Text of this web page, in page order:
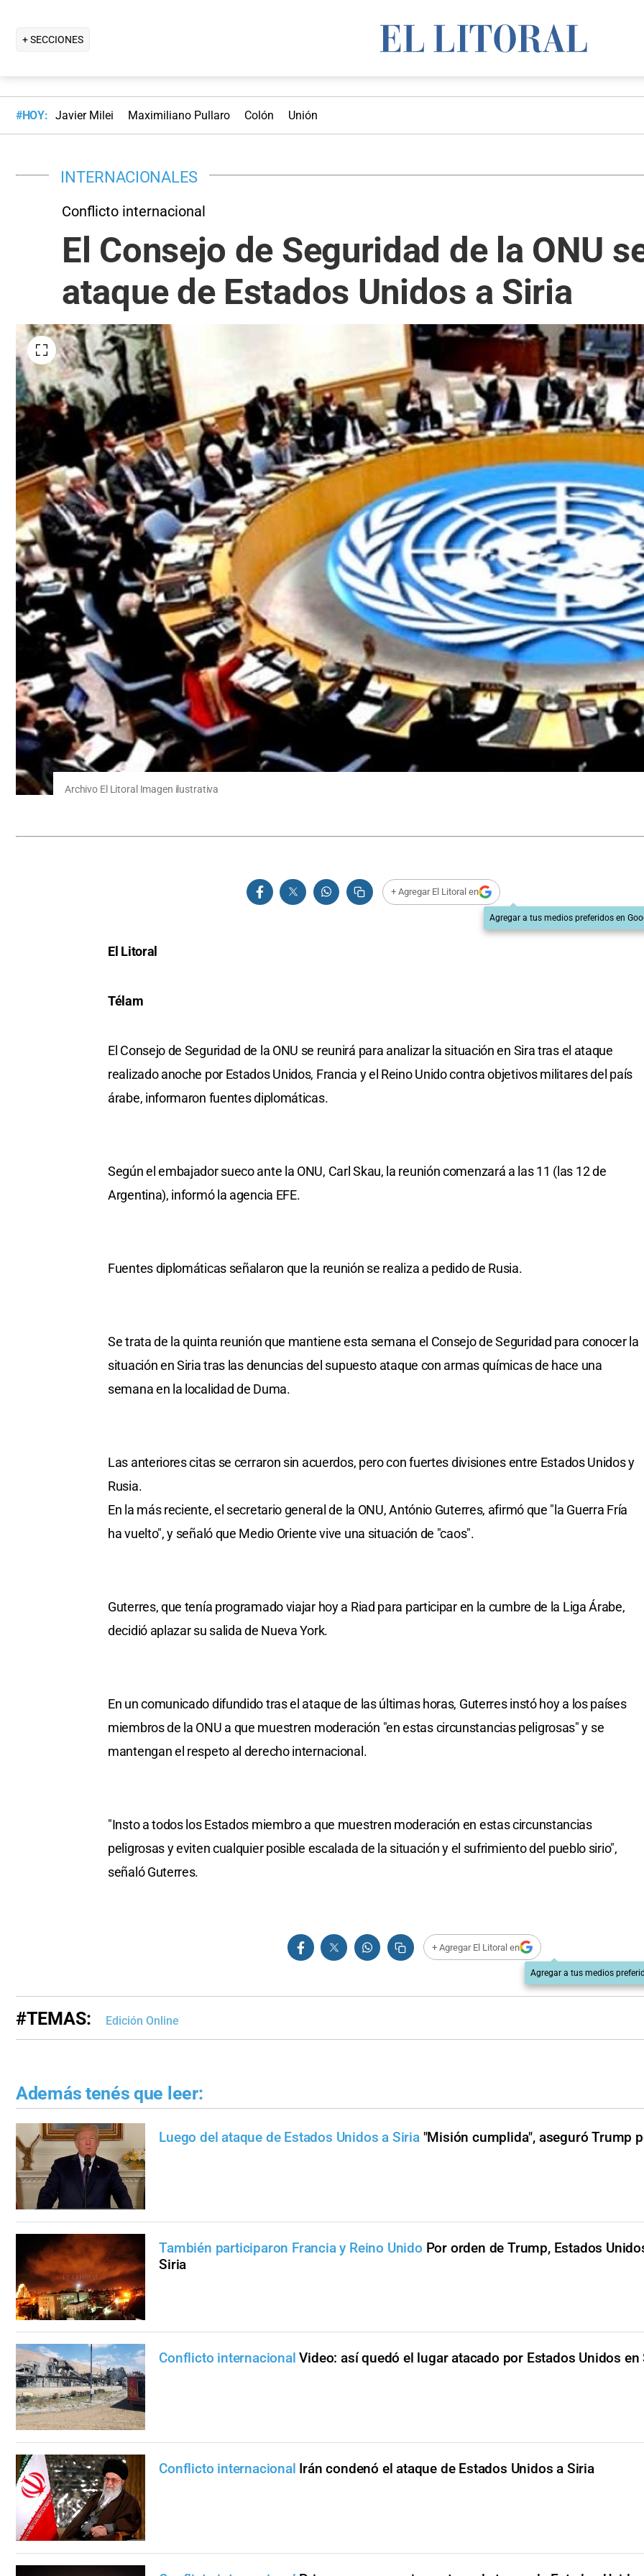
+ SECCIONES
#HOY: Javier Milei Maximiliano Pullaro Colón Unión
INTERNACIONALES
Conflicto internacional
El Consejo de Seguridad de la ONU
ataque de Estados Unidos a Siria
Archivo El Litoral Imagen ilustrativa
+ Agregar El Litoral en
Agregar a tus medios preferidos en
El Litoral
Télam
El Consejo de Seguridad de la ONU se reunirá para analizar la situación en Sira tras el ataque
realizado anoche por Estados Unidos, Francia y el Reino Unido contra objetivos militares del país
árabe, informaron fuentes diplomáticas.
Según el embajador sueco ante la ONU, Carl Skau, la reunión comenzará a las 11 (las 12 de
Argentina), informó la agencia EFE.
Fuentes diplomáticas señalaron que la reunión se realiza a pedido de Rusia.
Se trata de la quinta reunión que mantiene esta semana el Consejo de Seguridad para conocer la
situación en Siria tras las denuncias del supuesto ataque con armas químicas de hace una
semana en la localidad de Duma.
Las anteriores citas se cerraron sin acuerdos, pero con fuertes divisiones entre Estados Unidos y
Rusia.
En la más reciente, el secretario general de la ONU, António Guterres, afirmó que "la Guerra Fría
ha vuelto", y señaló que Medio Oriente vive una situación de "caos".
Guterres, que tenía programado viajar hoy a Riad para participar en la cumbre de la Liga Árabe,
decidió aplazar su salida de Nueva York.
En un comunicado difundido tras el ataque de las últimas horas, Guterres instó hoy a los países
miembros de la ONU a que muestren moderación "en estas circunstancias peligrosas" y se
mantengan el respeto al derecho internacional.
"Insto a todos los Estados miembro a que muestren moderación en estas circunstancias
peligrosas y eviten cualquier posible escalada de la situación y el sufrimiento del pueblo sirio",
señaló Guterres.
+ Agregar El Litoral en
Agregar a tus medios
#TEMAS: Edición Online
Además tenés que leer:
Luego del ataque de Estados Unidos a Siria "Misión cumplida", aseguró Trump
También participaron Francia y Reino Unido Por orden de Trump, Estados
Siria
Conflicto internacional Video: así quedó el lugar atacado por Estados Unidos en
Conflicto internacional Irán condenó el ataque de Estados Unidos a Siria